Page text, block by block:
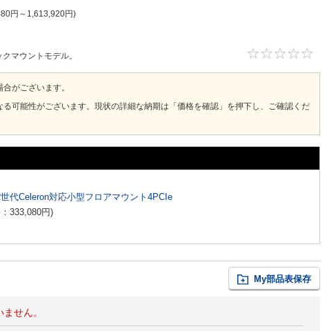
円 ～ 1,613,920円
マウントモデル。
がございます。
可能性がございます。現状の詳細な納期は「価格を確認」を押下し、ご確認くだ
代Celeron対応小型フロアマウント4PCIe
333,080円)
My部品表保存
せん。